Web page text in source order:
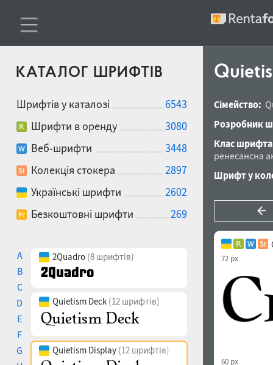
КАТАЛОГ ШРИФТІВ
Шрифтів у каталозі
6543
Шрифти в оренду
3080
Веб-шрифти
3448
Колекція стокера
2897
Українські шрифти
2602
Безкоштовні шрифти
269
A
B
C
D
E
F
G
2Quadro (8 шрифтів)
Quietism Deck (12 шрифтів)
Quietism Display (12 шрифтів)
Сімейство:
Розробник
Клас
ренесансна
Шрифт у
72 px
60 px